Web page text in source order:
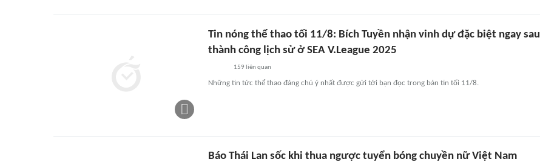
Tin nóng thể thao tối 11/8: Bích Tuyền nhận vinh dự đặc biệt ngay sau
thành công lịch sử ở SEA V.League 2025
159 liên quan
Những tin tức thể thao đáng chú ý nhất được gửi tới bạn đọc trong bản tin tối 11/8.
Báo Thái Lan sốc khi thua ngược tuyển bóng chuyền nữ Việt Nam